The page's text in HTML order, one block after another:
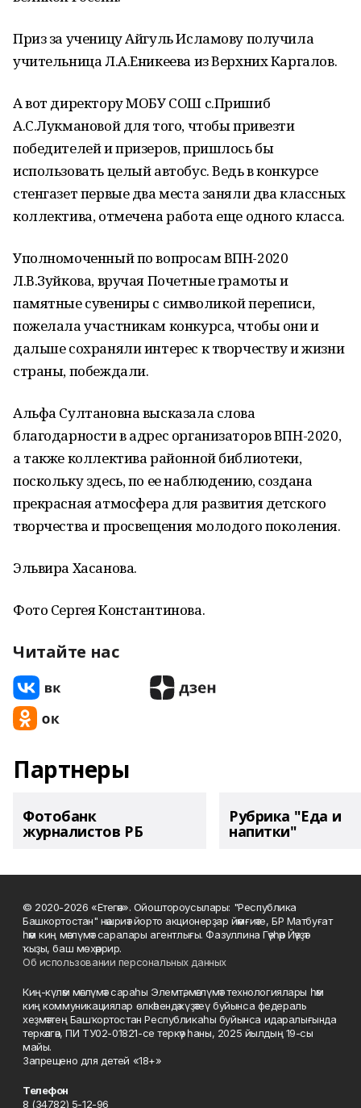
Приз за ученицу Айгуль Исламову получила
учительница Л.А.Еникеева из Верхних Каргалов.
А вот директору МОБУ СОШ с.Пришиб
А.С.Лукмановой для того, чтобы привезти
победителей и призеров, пришлось бы
использовать целый автобус. Ведь в конкурсе
стенгазет первые два места заняли два классных
коллектива, отмечена работа еще одного класса.
Уполномоченный по вопросам ВПН-2020
Л.В.Зуйкова, вручая Почетные грамоты и
памятные сувениры с символикой переписи,
пожелала участникам конкурса, чтобы они и
дальше сохраняли интерес к творчеству и жизни
страны, побеждали.
Альфа Султановна высказала слова
благодарности в адрес организаторов ВПН-2020,
а также коллектива районной библиотеки,
поскольку здесь, по ее наблюдению, создана
прекрасная атмосфера для развития детского
творчества и просвещения молодого поколения.
Эльвира Хасанова.
Фото Сергея Константинова.
Читайте нас
Партнеры
Фотобанк
журналистов РБ
Рубрика "Еда и
напитки"
© 2020-2026 «Етегән». Ойоштороусылары: "Республика
Башкортостан" нәшриәт йорто акционерҙар йәмғиәте, БР Матбуғат
һәм киң мәғлүмәт саралары агентлығы. Фазуллина Гәүһәр Йәүҙәт
ҡыҙы, баш мөхәррир.
Об использовании персональных данных
Киң-күләм мәғлүмәт сараһы Элемтә, мәғлүмәт технологиялары һәм
киң коммуникациялар өлкәһендә күҙәтеү буйынса федераль
хеҙмәттең Башҡортостан Республикаһы буйынса идаралығында
теркәлгән, ПИ ТУ02-01821-се теркәү һаны, 2025 йылдың 19-сы
майы.
Запрещено для детей «18+»
Телефон
8 (34782) 5-12-96